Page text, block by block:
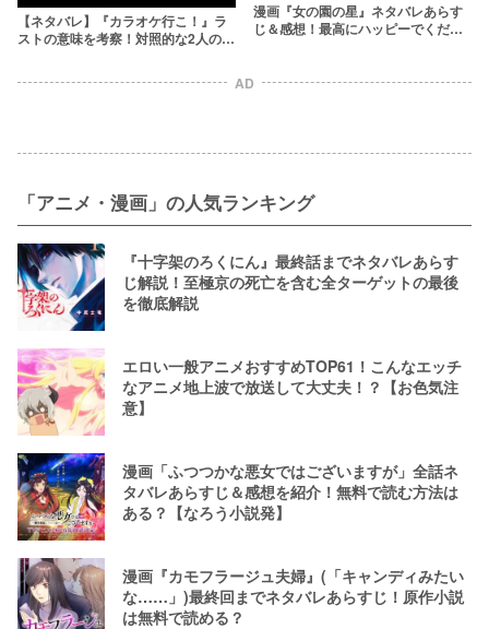
【ネタバレ】『カラオケ行こ！』ラ
ストの意味を考察！対照的な2人のオ
漫画『女の園の星』ネタバレあらす
じ＆感想！最高にハッピーでくだら
AD
「アニメ・漫画」の人気ランキング
『十字架のろくにん』最終話までネタバレあらす
じ解説！至極京の死亡を含む全ターゲットの最後
を徹底解説
エロい一般アニメおすすめTOP61！こんなエッチ
なアニメ地上波で放送して大丈夫！？【お色気注
意】
漫画「ふつつかな悪女ではございますが」全話ネ
タバレあらすじ＆感想を紹介！無料で読む方法は
ある？【なろう小説発】
漫画『カモフラージュ夫婦』(「キャンディみたい
な……」)最終回までネタバレあらすじ！原作小説
は無料で読める？